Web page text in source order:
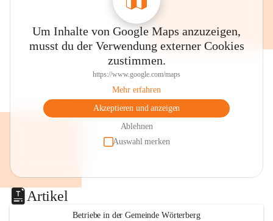
Um Inhalte von Google Maps anzuzeigen,
musst du der Verwendung externer Cookies
zustimmen.
https://www.google.com/maps
Mehr erfahren
Akzeptieren und anzeigen
Ablehnen
Auswahl merken
Artikel
Betriebe in der Gemeinde Wörterberg